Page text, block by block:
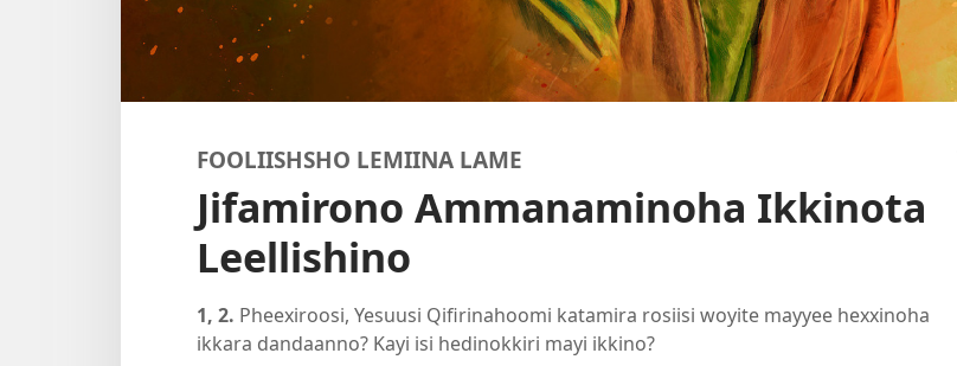
FOOLIISHSHO LEMIINA LAME
Jifamirono Ammanaminoha Ikkinota
Leellishino
1, 2. Pheexiroosi, Yesuusi Qifirinahoomi katamira rosiisi woyite mayyee hexxinoha
ikkara dandaanno? Kayi isi hedinokkiri mayi ikkino?